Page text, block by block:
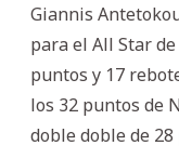
Giannis
para el All Star
puntos y 17
los 32 puntos de
doble doble de